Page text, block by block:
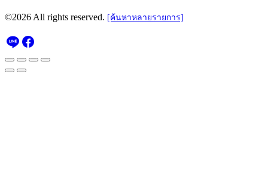
©2026 All rights reserved. [ค้นหาหลายรายการ]